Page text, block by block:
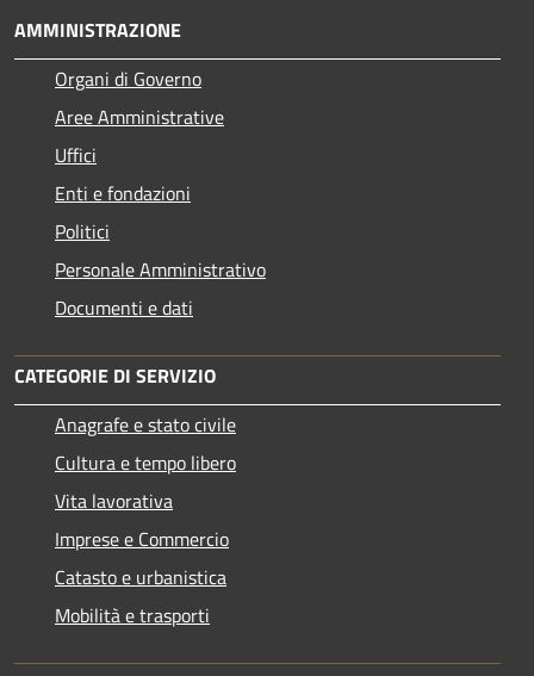
AMMINISTRAZIONE
Organi di Governo
Aree Amministrative
Uffici
Enti e fondazioni
Politici
Personale Amministrativo
Documenti e dati
CATEGORIE DI SERVIZIO
Anagrafe e stato civile
Cultura e tempo libero
Vita lavorativa
Imprese e Commercio
Catasto e urbanistica
Mobilità e trasporti